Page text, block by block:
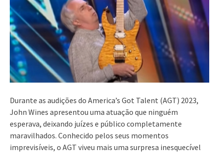
Durante as audições do America’s Got Talent (AGT) 2023,
John Wines apresentou uma atuação que ninguém
esperava, deixando juízes e público completamente
maravilhados. Conhecido pelos seus momentos
imprevisíveis, o AGT viveu mais uma surpresa inesquecível